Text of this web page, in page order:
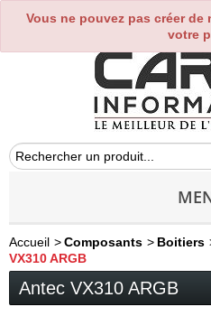
Vous ne pouvez pas créer
votre
0
Accueil >Composants > Boitiers
VX310 ARGB
Antec VX310 ARGB